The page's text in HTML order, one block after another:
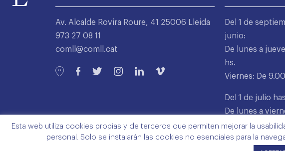
Av. Alcalde Rovira Roure, 41 25006 Lleida
973 27 08 11
comll@comll.cat
Del 1 de
junio:
De lunes a
hs.
Viernes: De
Del 1 de julio
De lunes a
15.00 hs.
Esta web utiliza cookies propias y de terceros que permiten mejorar la
personal. Solo se instalarán las cookies no esenciales para la